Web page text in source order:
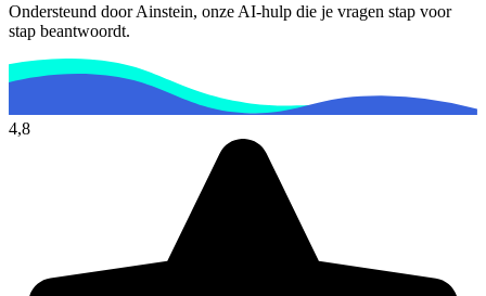
Ondersteund door Ainstein, onze AI-hulp die je vragen stap voor
stap beantwoordt.
4,8